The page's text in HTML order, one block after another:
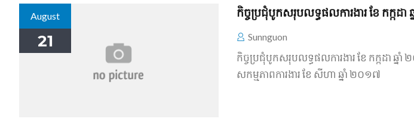
August
21
កិច្ចប្រជុំបូកសរុបលទ្ធផលការងារ ខែ កក្កដា
Sunnguon
កិច្ចប្រជុំបូកសរុបលទ្ធផលការងារ ខែ កក្កដា ឆ្
សកម្មភាពការងារ ខែ សីហា ឆ្នាំ ២០១៧